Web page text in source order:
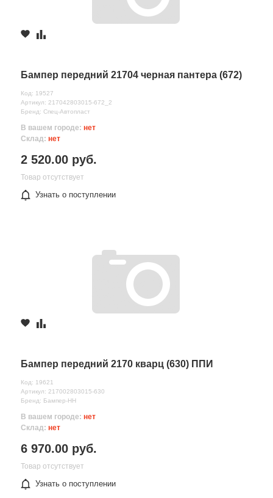
Бампер передний 21704 черная пантера (672)
Код: 19527
Артикул: 217042803015-672_2
Бренд: Спец-Автопласт
В вашем городе: нет
Склад: нет
2 520.00 руб.
Товар отсутствует
Узнать о поступлении
Бампер передний 2170 кварц (630) ППИ
Код: 19621
Артикул: 217002803015-630
Бренд: Бампер-НН
В вашем городе: нет
Склад: нет
6 970.00 руб.
Товар отсутствует
Узнать о поступлении